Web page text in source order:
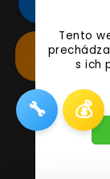
Tento
s ich
Renovované
Samsung's
Copyright
🔧 💰